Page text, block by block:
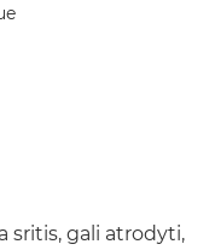
sritis, gali atrodyti,